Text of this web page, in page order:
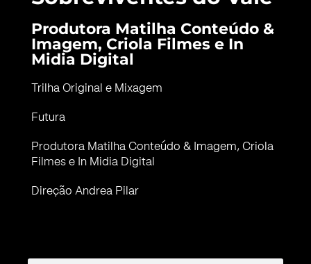
Produtora Matilha Conteúdo &
Imagem, Criola Filmes e In
Midia Digital
Trilha Original e Mixagem
Futura
Produtora Matilha Conteúdo & Imagem, Criola
Filmes e In Midia Digital
Direção Andrea Pilar